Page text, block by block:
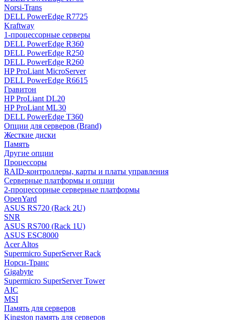
Norsi-Trans
DELL PowerEdge R7725
Kraftway
1-процессорные серверы
DELL PowerEdge R360
DELL PowerEdge R250
DELL PowerEdge R260
HP ProLiant MicroServer
DELL PowerEdge R6615
Гравитон
HP ProLiant DL20
HP ProLiant ML30
DELL PowerEdge T360
Опции для серверов (Brand)
Жесткие диски
Память
Другие опции
Процессоры
RAID-контроллеры, карты и платы управления
Серверные платформы и опции
2-процессорные серверные платформы
OpenYard
ASUS RS720 (Rack 2U)
SNR
ASUS RS700 (Rack 1U)
ASUS ESC8000
Acer Altos
Supermicro SuperServer Rack
Норси-Транс
Gigabyte
Supermicro SuperServer Tower
AIC
MSI
Память для серверов
Kingston память для серверов